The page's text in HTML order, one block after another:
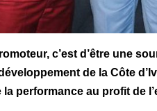
c’est d’être une
de la Côte
performance au profit de